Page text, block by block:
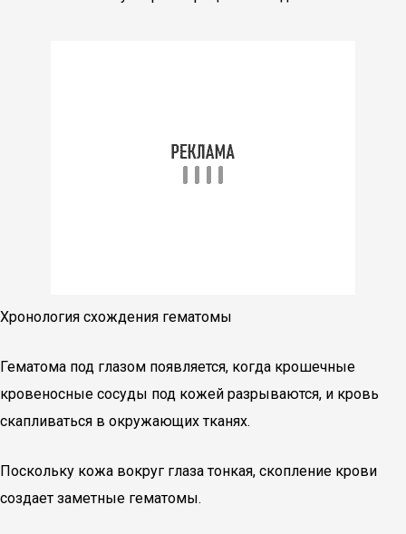
Хронология схождения гематомы
Гематома под глазом появляется, когда крошечные
кровеносные сосуды под кожей разрываются, и кровь
скапливаться в окружающих тканях.
Поскольку кожа вокруг глаза тонкая, скопление крови
создает заметные гематомы.